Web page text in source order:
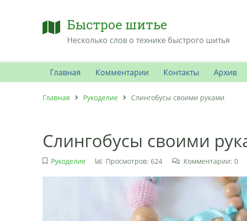
Быстрое шитье
Несколько слов о технике быстрого шитья
Главная Комментарии Контакты Архив
Главная Рукоделие Слингобусы своими руками
Слингобусы своими
Рукоделие Просмотров: 624 Комментарии: 0